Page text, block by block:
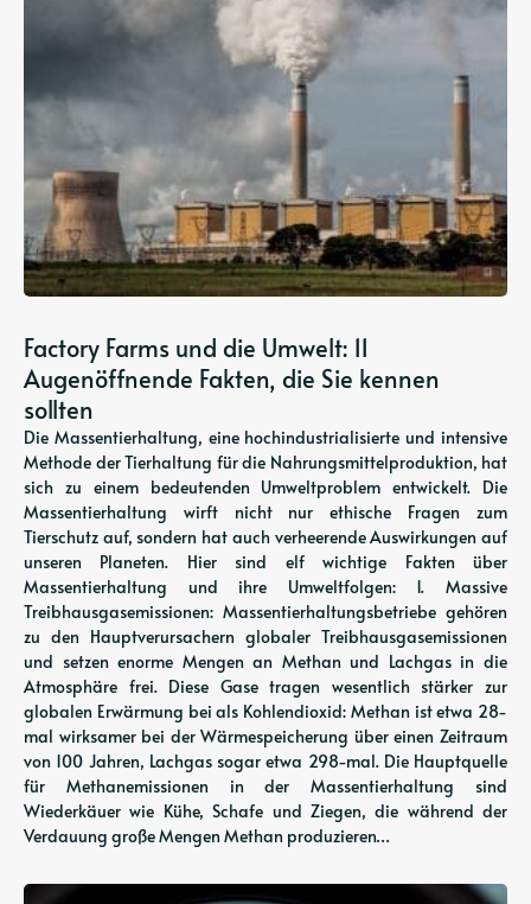
Factory Farms und die Umwelt: 11
Augenöffnende Fakten, die Sie kennen
sollten
Die Massentierhaltung, eine hochindustrialisierte und intensive
Methode der Tierhaltung für die Nahrungsmittelproduktion, hat
sich zu einem bedeutenden Umweltproblem entwickelt. Die
Massentierhaltung wirft nicht nur ethische Fragen zum
Tierschutz auf, sondern hat auch verheerende Auswirkungen auf
unseren Planeten. Hier sind elf wichtige Fakten über
Massentierhaltung und ihre Umweltfolgen: 1. Massive
Treibhausgasemissionen: Massentierhaltungsbetriebe gehören
zu den Hauptverursachern globaler Treibhausgasemissionen
und setzen enorme Mengen an Methan und Lachgas in die
Atmosphäre frei. Diese Gase tragen wesentlich stärker zur
globalen Erwärmung bei als Kohlendioxid: Methan ist etwa 28-
mal wirksamer bei der Wärmespeicherung über einen Zeitraum
von 100 Jahren, Lachgas sogar etwa 298-mal. Die Hauptquelle
für Methanemissionen in der Massentierhaltung sind
Wiederkäuer wie Kühe, Schafe und Ziegen, die während der
Verdauung große Mengen Methan produzieren…